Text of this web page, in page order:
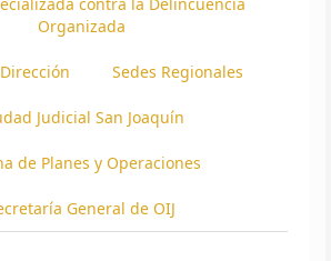
Organizada
Sedes Regionales
Judicial San Joaquín
de Planes y Operaciones
General de OIJ